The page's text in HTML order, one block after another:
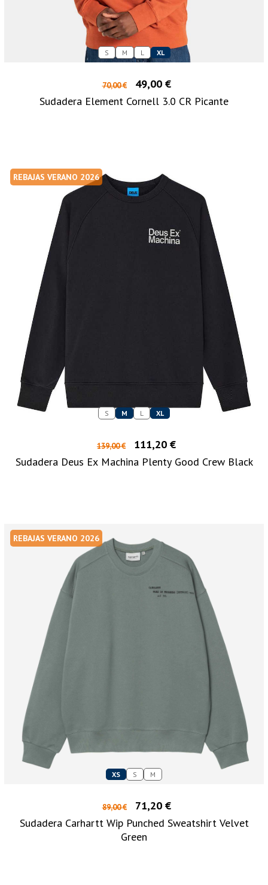
S M L XL
70,00 €
49,00 €
Sudadera Element Cornell 3.0 CR Picante
REBAJAS VERANO 2026
S M L XL
139,00 €
111,20 €
Sudadera Deus Ex Machina Plenty Good Crew Black
REBAJAS VERANO 2026
XS S M
89,00 €
71,20 €
Sudadera Carhartt Wip Punched Sweatshirt Velvet
Green